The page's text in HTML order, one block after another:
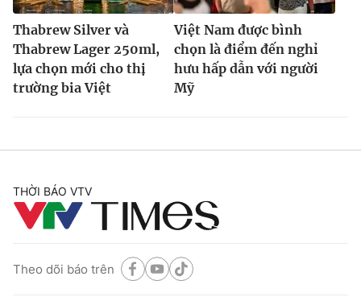
Thabrew Silver và
Thabrew Lager 250ml,
lựa chọn mới cho thị
trường bia Việt
Việt Nam được bình
chọn là điểm đến nghỉ
hưu hấp dẫn với người
Mỹ
THỜI BÁO VTV
Theo dõi báo trên